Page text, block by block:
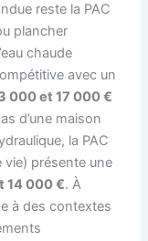
reste la PAC
plancher
chaude
avec un
000 et 17 000 €
d’une maison
la PAC
vie) présente une
14 000 €. À
à des contextes